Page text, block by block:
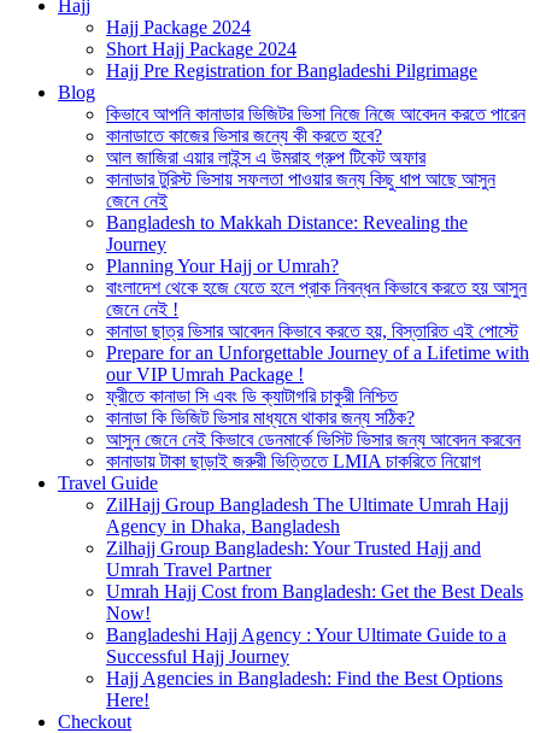
Hajj
Hajj Package 2024
Short Hajj Package 2024
Hajj Pre Registration for Bangladeshi Pilgrimage
Blog
কিভাবে আপনি কানাডার ভিজিটর ভিসা নিজে নিজে আবেদন করতে পারেন
কানাডাতে কাজের ভিসার জন্যে কী করতে হবে?
আল জাজিরা এয়ার লাইন্স এ উমরাহ গ্রুপ টিকেট অফার
কানাডার টুরিস্ট ভিসায় সফলতা পাওয়ার জন্য কিছু ধাপ আছে আসুন
জেনে নেই
Bangladesh to Makkah Distance: Revealing the
Journey
Planning Your Hajj or Umrah?
বাংলাদেশ থেকে হজে যেতে হলে প্রাক নিবন্ধন কিভাবে করতে হয় আসুন
জেনে নেই !
কানাডা ছাত্র ভিসার আবেদন কিভাবে করতে হয়, বিস্তারিত এই পোস্টে
Prepare for an Unforgettable Journey of a Lifetime with
our VIP Umrah Package !
ফ্রীতে কানাডা সি এবং ডি ক্যাটাগরি চাকুরী নিশ্চিত
কানাডা কি ভিজিট ভিসার মাধ্যমে থাকার জন্য সঠিক?
আসুন জেনে নেই কিভাবে ডেনমার্কে ভিসিট ভিসার জন্য আবেদন করবেন
কানাডায় টাকা ছাড়াই জরুরী ভিত্তিতে LMIA চাকরিতে নিয়োগ
Travel Guide
ZilHajj Group Bangladesh The Ultimate Umrah Hajj
Agency in Dhaka, Bangladesh
Zilhajj Group Bangladesh: Your Trusted Hajj and
Umrah Travel Partner
Umrah Hajj Cost from Bangladesh: Get the Best Deals
Now!
Bangladeshi Hajj Agency : Your Ultimate Guide to a
Successful Hajj Journey
Hajj Agencies in Bangladesh: Find the Best Options
Here!
Checkout